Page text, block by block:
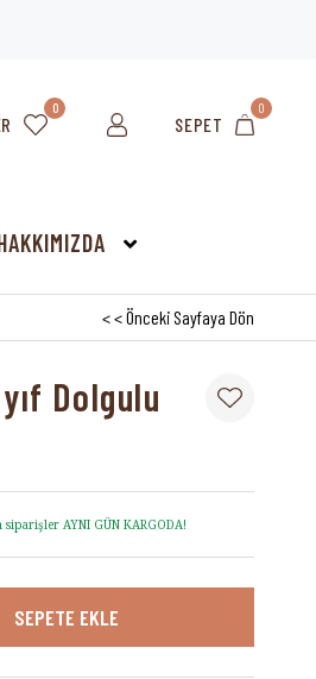
SEPET
0
0
< < Önceki Sayfaya Dön
Dolgulu
AYNI GÜN KARGODA!